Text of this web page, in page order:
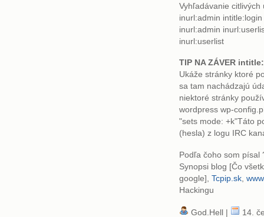
Vyhľadávanie
inurl:admin
inurl:admin
inurl:userlist
TIP NA ZÁVER
Ukáže stránky ktoré
sa tam nachádzajú
niektoré stránky
wordpress wp-
"sets mode: +k"Táto
(hesla) z logu IRC
Podľa čoho som písal
Synopsi blog [Čo
google],Tcpip.sk ,
Hackingu
God.Hell | 14.